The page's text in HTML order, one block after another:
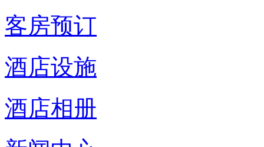
客房预订
酒店设施
酒店相册